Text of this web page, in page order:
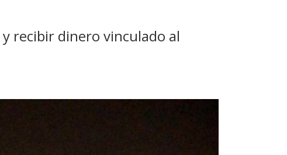
recibir dinero vinculado al